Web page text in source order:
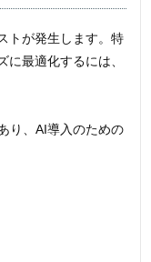
トが発生します。特
最適化するには、
り、AI導入のための